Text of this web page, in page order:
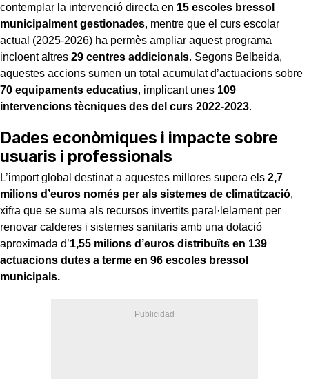
contemplar la intervenció directa en 15 escoles bressol
municipalment gestionades, mentre que el curs escolar
actual (2025-2026) ha permès ampliar aquest programa
incloent altres 29 centres addicionals. Segons Belbeida,
aquestes accions sumen un total acumulat d’actuacions sobre
70 equipaments educatius, implicant unes 109
intervencions tècniques des del curs 2022-2023.
Dades econòmiques i impacte sobre
usuaris i professionals
L’import global destinat a aquestes millores supera els 2,7
milions d’euros només per als sistemes de climatització,
xifra que se suma als recursos invertits paral·lelament per
renovar calderes i sistemes sanitaris amb una dotació
aproximada d’1,55 milions d’euros distribuïts en 139
actuacions dutes a terme en 96 escoles bressol
municipals.